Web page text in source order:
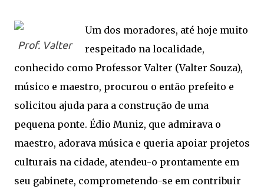
Prof. Valter
Um dos moradores, até hoje muito
respeitado na localidade,
conhecido como Professor Valter (Valter Souza),
músico e maestro, procurou o então prefeito e
solicitou ajuda para a construção de uma
pequena ponte. Édio Muniz, que admirava o
maestro, adorava música e queria apoiar projetos
culturais na cidade, atendeu-o prontamente em
seu gabinete, comprometendo-se em contribuir